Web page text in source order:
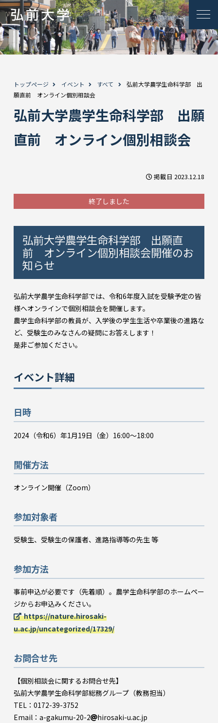
トップページ イベント すべて
弘前大学農学生命科学部 出
願直前 オンライン個別相談会
弘前大学農学生命科学部 出願
直前 オンライン個別相談会
掲載日 2023.12.18
終了しました
弘前大学農学生命科学部 出願直
前 オンライン個別相談会開催のお
知らせ
弘前大学農学生命科学部では、令和6年度入試を受験予定の皆
様へオンラインで個別相談会を開催します。
農学生命科学部の教員が、入学後の学生生活や卒業後の進路な
ど、受験生のみなさんの疑問にお答えします！
是非ご参加ください。
イベント詳細
日時
2024（令和6）年1月19日（金）16:00～18:00
開催方法
オンライン開催（Zoom）
参加対象者
受験生、受験生の保護者、進路指導等の先生 等
参加方法
事前申込が必要です（先着順）。農学生命科学部のホームペー
ジからお申込みください。
https://nature.hirosaki-
u.ac.jp/uncategorized/17329/
お問合せ先
【個別相談会に関するお問合せ先】
弘前大学農学生命科学部総務グループ（教務担当）
TEL：0172-39-3752
Email：a-gakumu-20-2
hirosaki-u.ac.jp